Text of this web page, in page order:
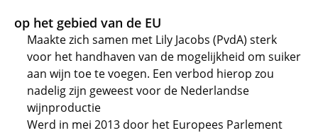
op het gebied van de EU
Maakte zich samen met Lily Jacobs (PvdA) sterk
voor het handhaven van de mogelijkheid om suiker
aan wijn toe te voegen. Een verbod hierop zou
nadelig zijn geweest voor de Nederlandse
wijnproductie
Werd in mei 2013 door het Europees Parlement